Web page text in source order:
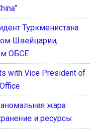
Туркменистана
Швейцарии,
ОБСЕ
with Vice President of
жара
и ресурсы